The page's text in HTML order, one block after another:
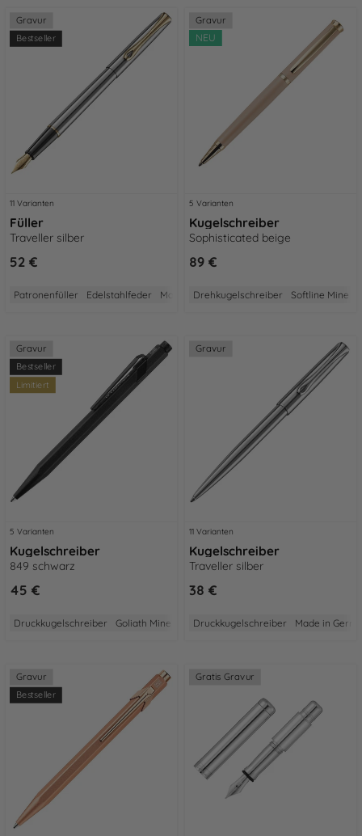
Gravur
Bestseller
11 Varianten
Füller
Traveller silber
52 €
Patronenfüller Edelstahlfeder Made in Germany 5 Jahre Garantie Aus
Gravur
NEU
5 Varianten
Kugelschreiber
Sophisticated beige
89 €
Drehkugelschreiber Softline Mine
Gravur
Bestseller
Limitiert
5 Varianten
Kugelschreiber
849 schwarz
45 €
Druckkugelschreiber Goliath Mine Made in Switzerland 2 Jahre Garantie
Gravur
11 Varianten
Kugelschreiber
Traveller silber
38 €
Druckkugelschreiber Made in
Gravur
Bestseller
Gratis Gravur